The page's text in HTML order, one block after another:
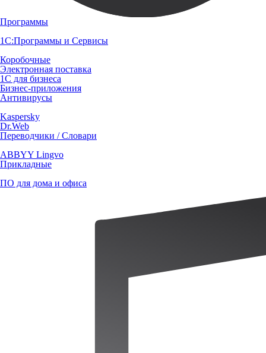
Программы
1С:Программы и Сервисы
Коробочные
Электронная поставка
1С для бизнеса
Бизнес-приложения
Антивирусы
Kaspersky
Dr.Web
Переводчики / Словари
ABBYY Lingvo
Прикладные
ПО для дома и офиса